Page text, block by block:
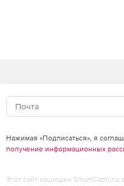
Oxley).
безопасности (HIPAA).
Нажимая «Подписаться», я
получение информационных
Этот сайт защищен SmartCaptcha